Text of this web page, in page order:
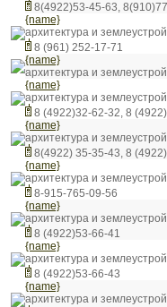
8(4922)53-45-63,
{name}
архитектура и
8 (961) 252-17-71
{name}
архитектура и
{name}
архитектура и
8 (4922)32-62-32, 8
{name}
архитектура и
8(4922) 35-35-43, 8
{name}
архитектура и
8-915-765-09-56
{name}
архитектура и
8 (4922)53-66-41
{name}
архитектура и
8 (4922)53-66-43
{name}
архитектура и